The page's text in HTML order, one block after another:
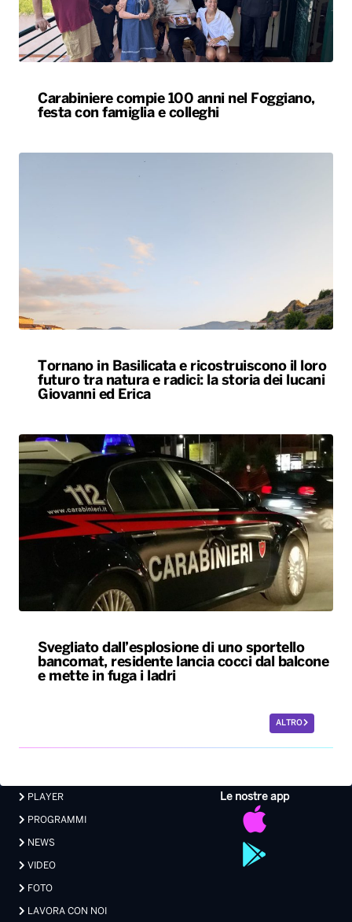
Carabiniere compie 100 anni nel Foggiano,
festa con famiglia e colleghi
Tornano in Basilicata e ricostruiscono il loro
futuro tra natura e radici: la storia dei lucani
Giovanni ed Erica
Svegliato dall’esplosione di uno sportello
bancomat, residente lancia cocci dal balcone
e mette in fuga i ladri
ALTRO
Le nostre app
PLAYER
PROGRAMMI
NEWS
VIDEO
FOTO
LAVORA CON NOI